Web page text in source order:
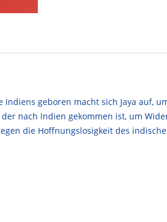
geboren macht sich Jaya auf,
nach Indien gekommen ist, um
die Hoffnungslosigkeit des